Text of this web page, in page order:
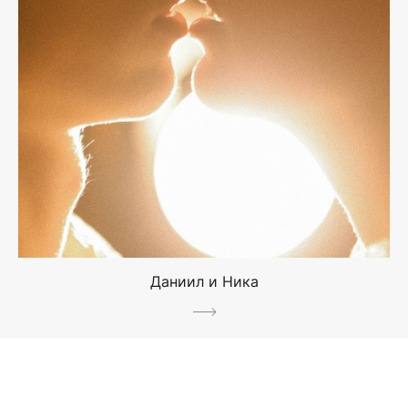
Даниил и Ника